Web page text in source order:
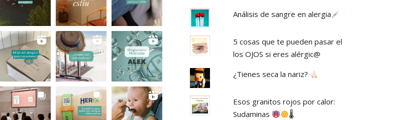
Análisis de sangre en alergia
5 cosas que te pueden pasar el
los OJOS si eres alérgic@
¿Tienes seca la nariz?
Esos granitos rojos por calor:
Sudaminas
🌡